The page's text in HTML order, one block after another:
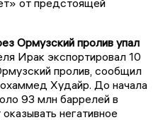
Ормузский пролив упал
Ирак экспортировал 10
пролив, сообщил
Худайр. До начала
93 млн баррелей в
негативное